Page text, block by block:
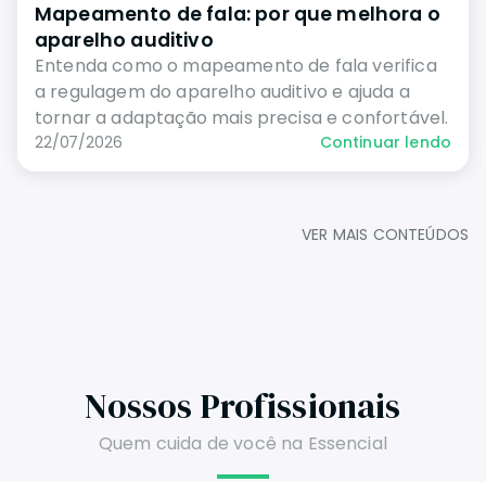
Mapeamento de fala: por que melhora o
aparelho auditivo
Entenda como o mapeamento de fala verifica
a regulagem do aparelho auditivo e ajuda a
tornar a adaptação mais precisa e confortável.
22/07/2026 Continuar lendo
VER MAIS CONTEÚDOS
Nossos Profissionais
Quem cuida de você na Essencial